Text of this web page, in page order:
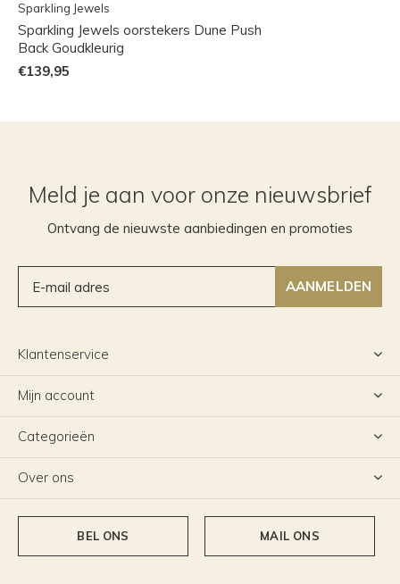
Sparkling Jewels
Sparkling Jewels oorstekers Dune Push
Back Goudkleurig
€139,95
Meld je aan voor onze nieuwsbrief
Ontvang de nieuwste aanbiedingen en promoties
AANMELDEN
Klantenservice
Mijn account
Categorieën
Over ons
BEL ONS MAIL ONS